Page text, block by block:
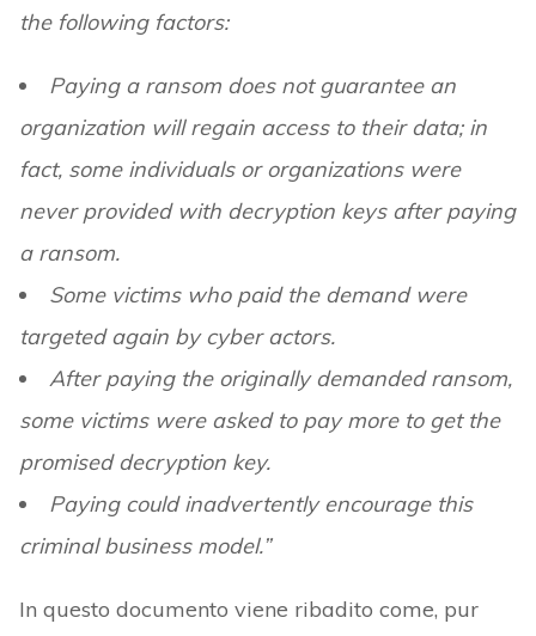
the following factors:
Paying a ransom does not guarantee an
organization will regain access to their data; in
fact, some individuals or organizations were
never provided with decryption keys after paying
a ransom.
Some victims who paid the demand were
targeted again by cyber actors.
After paying the originally demanded ransom,
some victims were asked to pay more to get the
promised decryption key.
Paying could inadvertently encourage this
criminal business model.”
In questo documento viene ribadito come, pur